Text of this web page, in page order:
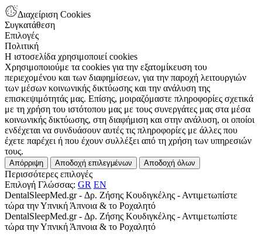
Διαχείριση Cookies
Συγκατάθεση
Επιλογές
Πολιτική
Η ιστοσελίδα χρησιμοποιεί cookies
Χρησιμοποιούμε τα cookies για την εξατομίκευση του
περιεχομένου και των διαφημίσεων, για την παροχή λειτουργιών
των μέσων κοινωνικής δικτύωσης και την ανάλυση της
επισκεψιμότητάς μας. Επίσης, μοιραζόμαστε πληροφορίες σχετικά
με τη χρήση του ιστότοπου μας με τους συνεργάτες μας στα μέσα
κοινωνικής δικτύωσης, στη διαφήμιση και στην ανάλυση, οι οποίοι
ενδέχεται να συνδυάσουν αυτές τις πληροφορίες με άλλες που
έχετε παρέχει ή που έχουν συλλέξει από τη χρήση των υπηρεσιών
τους.
Απόρριψη Αποδοχή επιλεγμένων Αποδοχή όλων
Περισσότερες επιλογές
Επιλογή Γλώσσας: GR EN
DentalSleepMed.gr - Δρ. Ζήσης Κουδιγκέλης - Αντιμετωπίστε
τώρα την Υπνική Άπνοια & το Ροχαλητό
DentalSleepMed.gr - Δρ. Ζήσης Κουδιγκέλης - Αντιμετωπίστε
τώρα την Υπνική Άπνοια & το Ροχαλητό